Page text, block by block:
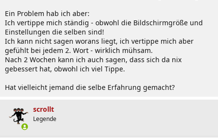
Ein Problem hab ich aber:
Ich vertippe mich ständig - obwohl die Bildschirmgröße und
Einstellungen die selben sind!
Ich kann nicht sagen worans liegt, ich vertippe mich aber
gefühlt bei jedem 2. Wort - wirklich mühsam.
Nach 2 Wochen kann ich auch sagen, dass sich da nix
gebessert hat, obwohl ich viel Tippe.
Hat vielleicht jemand die selbe Erfahrung gemacht?
scrollt
Legende